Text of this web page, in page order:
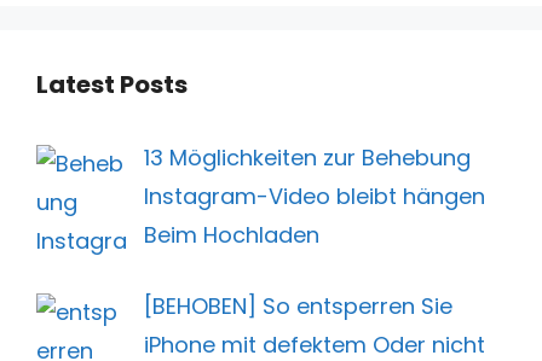
Latest Posts
13 Möglichkeiten zur Behebung
Instagram-Video bleibt hängen
Beim Hochladen
[BEHOBEN] So entsperren Sie
iPhone mit defektem Oder nicht